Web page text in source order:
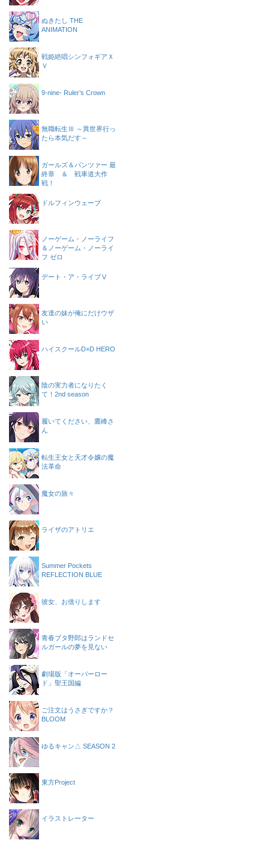
ぬきたし THE
ANIMATION
戦姫絶唱シンフォギアＸ
Ｖ
9-nine- Ruler’s Crown
無職転生Ⅲ ～異世界行っ
たら本気だす～
ガールズ＆パンツァー 最
終章 ＆ 戦車道大作
戦！
ドルフィンウェーブ
ノーゲーム・ノーライフ
＆ノーゲーム・ノーライ
フ ゼロ
デート・ア・ライブⅤ
友達の妹が俺にだけウザ
い
ハイスクールD×D HERO
陰の実力者になりたく
て！2nd season
履いてください、鷹峰さ
ん
転生王女と天才令嬢の魔
法革命
魔女の旅々
ライザのアトリエ
Summer Pockets
REFLECTION BLUE
彼女、お借りします
青春ブタ野郎はランドセ
ルガールの夢を見ない
劇場版「オーバーロー
ド」聖王国編
ご注文はうさぎですか？
BLOOM
ゆるキャン△ SEASON 2
東方Project
イラストレーター